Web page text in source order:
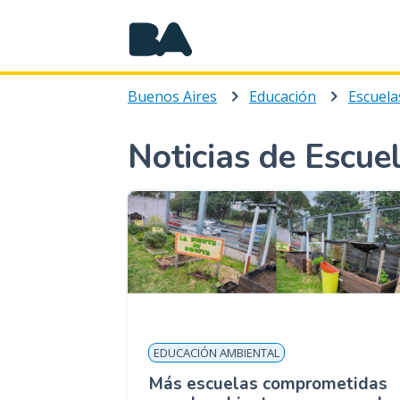
Buenos Aires Educación
Noticias de
EDUCACIÓN AMBIENTAL
Más escuelas comprometidas